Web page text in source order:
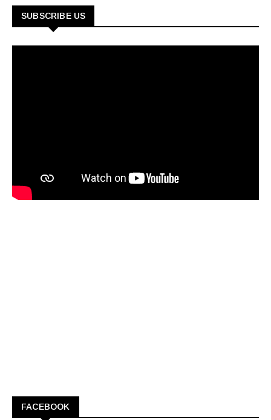
SUBSCRIBE US
FACEBOOK